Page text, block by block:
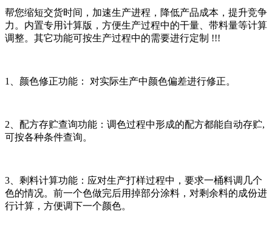
帮您缩短交货时间，加速生产进程，降低产品成本，提升竞争
力。内置专用计算版，方便生产过程中的干量、带料量等计算
调整。其它功能可按生产过程中的需要进行定制 !!!
1、颜色修正功能： 对实际生产中颜色偏差进行修正。
2、配方存贮查询功能：调色过程中形成的配方都能自动存贮,
可按各种条件查询。
3、剩料计算功能：应对生产打样过程中，要求一桶料调几个
色的情况。前一个色做完后用掉部分涂料，对剩余料的成份进
行计算，方便调下一个颜色。